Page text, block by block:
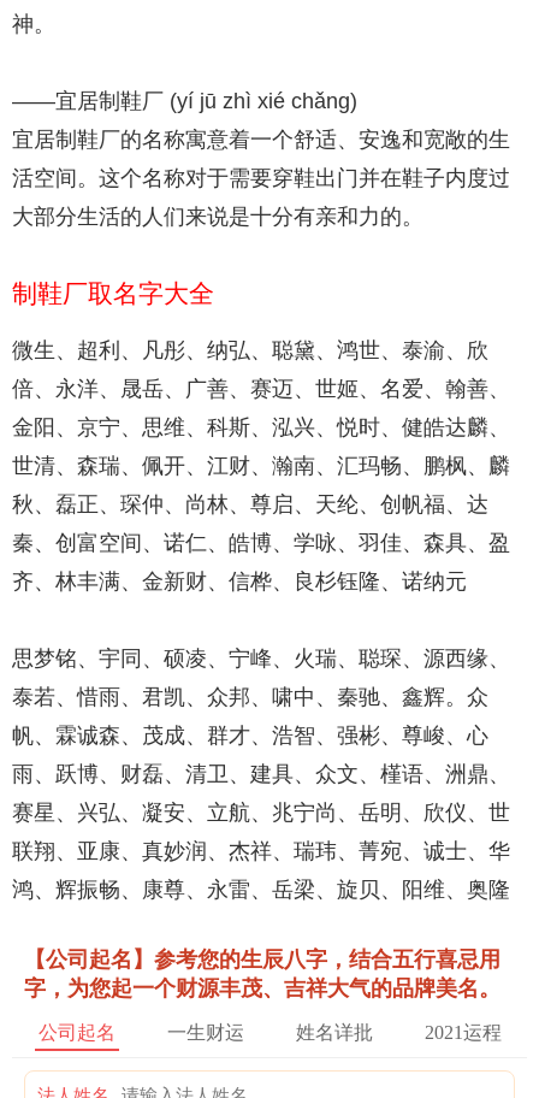
神。
——宜居制鞋厂 (yí jū zhì xié chǎng)
宜居制鞋厂的名称寓意着一个舒适、安逸和宽敞的生
活空间。这个名称对于需要穿鞋出门并在鞋子内度过
大部分生活的人们来说是十分有亲和力的。
制鞋厂取名字大全
微生、超利、凡彤、纳弘、聪黛、鸿世、泰渝、欣
倍、永洋、晟岳、广善、赛迈、世姬、名爱、翰善、
金阳、京宁、思维、科斯、泓兴、悦时、健皓达麟、
世清、森瑞、佩开、江财、瀚南、汇玛畅、鹏枫、麟
秋、磊正、琛仲、尚林、尊启、天纶、创帆福、达
秦、创富空间、诺仁、皓博、学咏、羽佳、森具、盈
齐、林丰满、金新财、信桦、良杉钰隆、诺纳元
思梦铭、宇同、硕凌、宁峰、火瑞、聪琛、源西缘、
泰若、惜雨、君凯、众邦、啸中、秦驰、鑫辉。众
帆、霖诚森、茂成、群才、浩智、强彬、尊峻、心
雨、跃博、财磊、清卫、建具、众文、槿语、洲鼎、
赛星、兴弘、凝安、立航、兆宁尚、岳明、欣仪、世
联翔、亚康、真妙润、杰祥、瑞玮、菁宛、诚士、华
鸿、辉振畅、康尊、永雷、岳梁、旋贝、阳维、奥隆
【公司起名】参考您的生辰八字，结合五行喜忌用
字，为您起一个财源丰茂、吉祥大气的品牌美名。
公司起名 一生财运 姓名详批 2021运程